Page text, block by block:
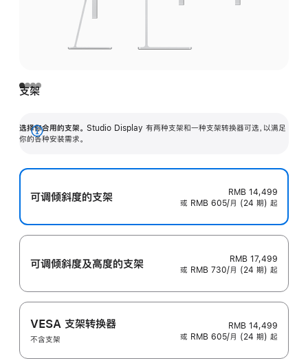
支架
选择你合用的支架。 Studio Display 有两种支架和一种支架转换器可选，以满足
你的各种安装需求。
展
可调倾斜度的支架
RMB 14,499
或 RMB 605/月 (24 期) 起
可调倾斜度及高‍度的支‍架
RMB 17,499
或 RMB 730/月 (24 期) 起
VESA 支架转换器
不含支架
RMB 14,499
或 RMB 605/月 (24 期) 起